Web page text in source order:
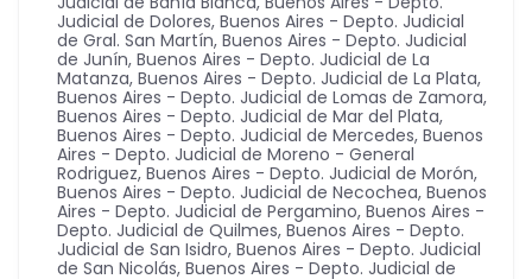
Judicial de Dolores, Buenos Aires - Depto. Judicial
de Gral. San Martín, Buenos Aires - Depto. Judicial
de Junín, Buenos Aires - Depto. Judicial de La
Matanza, Buenos Aires - Depto. Judicial de La Plata,
Buenos Aires - Depto. Judicial de Lomas de Zamora,
Buenos Aires - Depto. Judicial de Mar del Plata,
Buenos Aires - Depto. Judicial de Mercedes, Buenos
Aires - Depto. Judicial de Moreno - General
Rodriguez, Buenos Aires - Depto. Judicial de Morón,
Buenos Aires - Depto. Judicial de Necochea, Buenos
Aires - Depto. Judicial de Pergamino, Buenos Aires -
Depto. Judicial de Quilmes, Buenos Aires - Depto.
Judicial de San Isidro, Buenos Aires - Depto. Judicial
de San Nicolás, Buenos Aires - Depto. Judicial de